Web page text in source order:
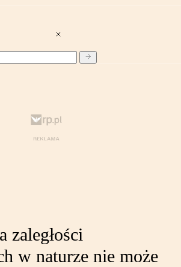
zaległości
w naturze nie może